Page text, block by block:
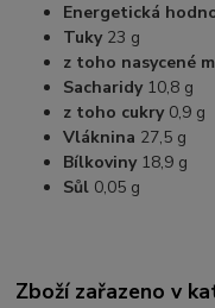
Energetická
Tuky23 g
z toho nasycené
Sacharidy10,8 g
z toho cukry0,9 g
Vláknina 27,5 g
Bílkoviny18,9 g
Sůl 0,05 g
Zboží zařazeno v